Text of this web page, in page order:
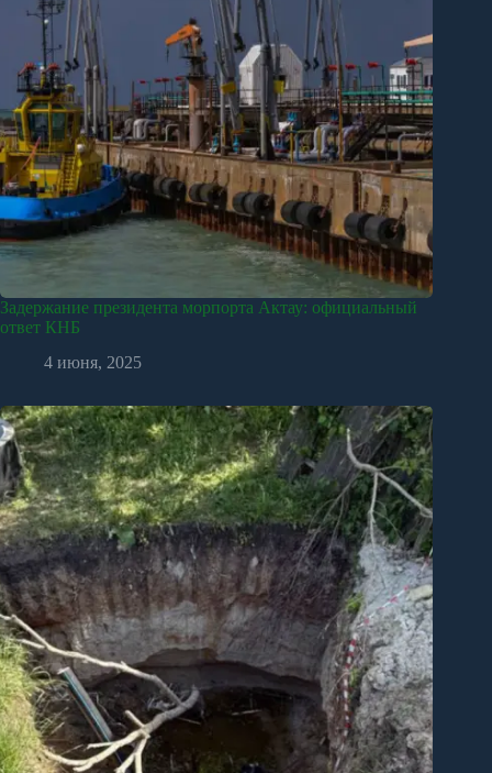
Задержание президента морпорта Актау: официальный
ответ КНБ
4 июня, 2025